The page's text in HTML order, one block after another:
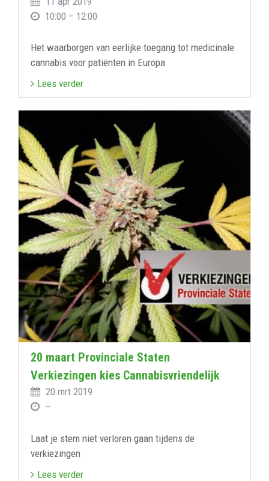
10:00 – 12:00
Het waarborgen van eerlijke toegang tot medicinale
cannabis voor patiënten in Europa
Lees verder
20 maart Provinciale Staten
Verkiezingen kies Cannabisvriendelijk
20 mrt 2019
–
Laat je stem niet verloren gaan tijdens de
verkiezingen
Lees verder